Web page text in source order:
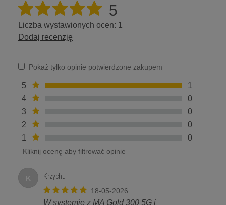
5
Liczba wystawionych ocen: 1
Dodaj recenzję
Pokaż tylko opinie potwierdzone zakupem
5
1
4
0
3
0
2
0
1
0
Kliknij ocenę aby filtrować opinie
K Krzychu
18-05-2026
W systemie z MA Gold 300 5G i